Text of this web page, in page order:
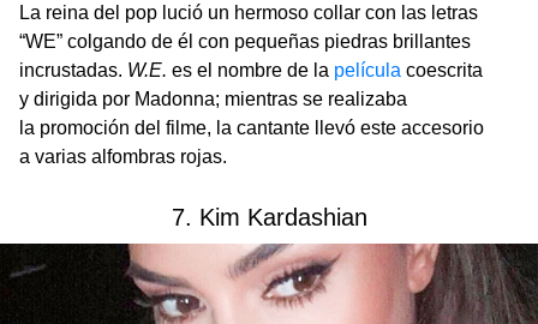
La reina del pop lució un hermoso collar con las letras
“WE” colgando de él con pequeñas piedras brillantes
incrustadas. W.E. es el nombre de la película coescrita
y dirigida por Madonna; mientras se realizaba
la promoción del filme, la cantante llevó este accesorio
a varias alfombras rojas.
7. Kim Kardashian